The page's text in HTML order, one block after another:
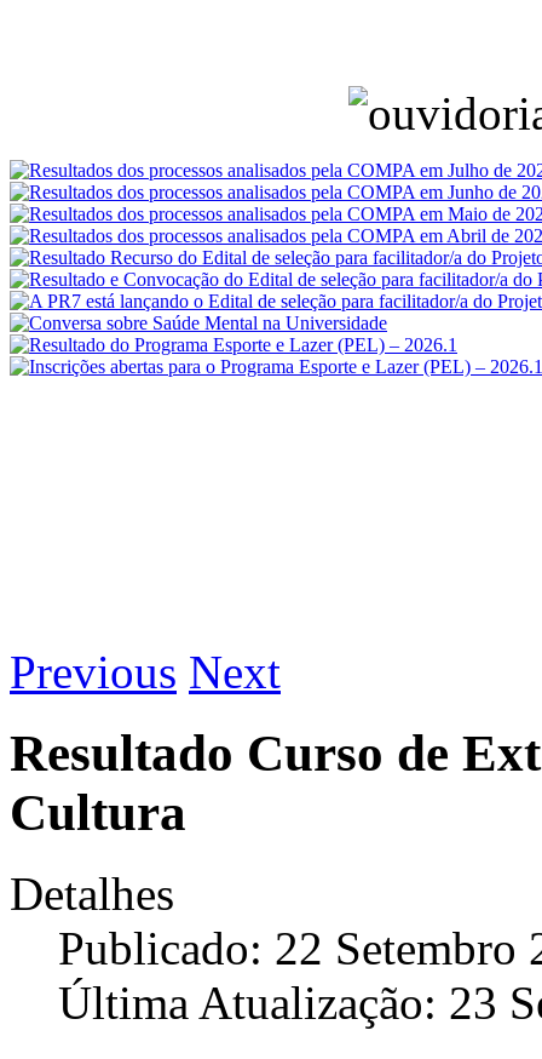
Previous Next
Resultado Curso de
Cultura
Detalhes
Publicado: 22 Setembro
Última Atualização: 23